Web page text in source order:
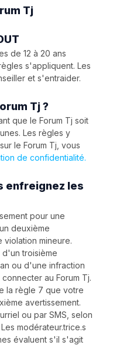
Tj
de 12 à 20 ans
s'appliquent. Les
et s'entraider.
Tj ?
que le Forum Tj soit
Les règles y
le Forum Tj, vous
de confidentialité.
enfreignez les
pour une
deuxième
violation mineure.
troisième
ou d'une infraction
au Forum Tj.
la règle 7 que votre
avertissement.
ou par SMS, selon
modérateur.trice.s
évaluent s'il s'agit